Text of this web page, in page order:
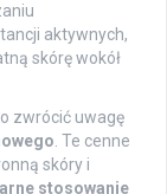
aktywnych,
skórę wokół
zwrócić uwagę
. Te cenne
skóry i
stosowanie